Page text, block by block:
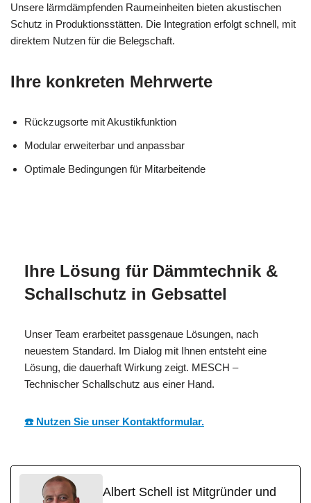
Unsere lärmdämpfenden Raumeinheiten bieten akustischen
Schutz in Produktionsstätten. Die Integration erfolgt schnell, mit
direktem Nutzen für die Belegschaft.
Ihre konkreten Mehrwerte
Rückzugsorte mit Akustikfunktion
Modular erweiterbar und anpassbar
Optimale Bedingungen für Mitarbeitende
Ihre Lösung für Dämmtechnik &
Schallschutz in Gebsattel
Unser Team erarbeitet passgenaue Lösungen, nach
neuestem Standard. Im Dialog mit Ihnen entsteht eine
Lösung, die dauerhaft Wirkung zeigt. MESCH –
Technischer Schallschutz aus einer Hand.
☎️ Nutzen Sie unser Kontaktformular.
Albert Schell ist Mitgründer und